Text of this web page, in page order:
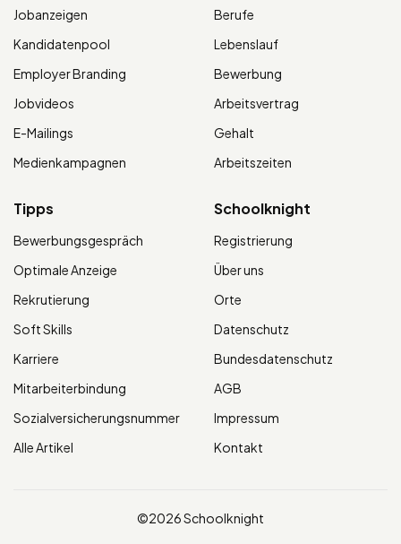
Jobanzeigen
Kandidatenpool
Employer Branding
Jobvideos
E-Mailings
Medienkampagnen
Berufe
Lebenslauf
Bewerbung
Arbeitsvertrag
Gehalt
Arbeitszeiten
Tipps
Bewerbungsgespräch
Optimale Anzeige
Rekrutierung
Soft Skills
Karriere
Mitarbeiterbindung
Sozialversicherungsnummer
Alle Artikel
Schoolknight
Registrierung
Über uns
Orte
Datenschutz
Bundesdatenschutz
AGB
Impressum
Kontakt
©2026 Schoolknight